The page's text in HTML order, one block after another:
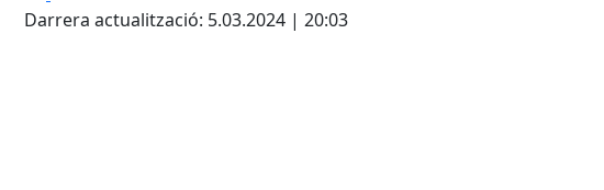
Darrera actualització: 5.03.2024 | 20:03